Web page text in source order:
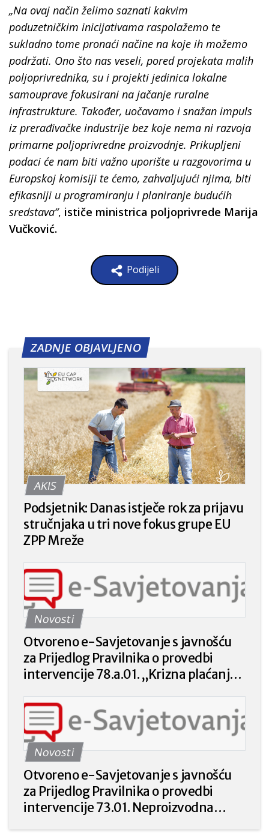
„Na ovaj način želimo saznati kakvim
poduzetničkim inicijativama raspolažemo te
sukladno tome pronaći načine na koje ih možemo
podržati. Ono što nas veseli, pored projekata malih
poljoprivrednika, su i projekti jedinica lokalne
samouprave fokusirani na jačanje ruralne
infrastrukture. Također, uočavamo i snažan impuls
iz prerađivačke industrije bez koje nema ni razvoja
primarne poljoprivredne proizvodnje. Prikupljeni
podaci će nam biti važno uporište u razgovorima u
Europskoj komisiji te ćemo, zahvaljujući njima, biti
efikasniji u programiranju i planiranje budućih
sredstava“, ističe ministrica poljoprivrede Marija
Vučković.
Podijeli
ZADNJE OBJAVLJENO
AKIS
Podsjetnik: Danas istječe rok za prijavu
stručnjaka u tri nove fokus grupe EU
ZPP Mreže
Novosti
Otvoreno e-Savjetovanje s javnošću
za Prijedlog Pravilnika o provedbi
intervencije 78.a.01. „Krizna plaćanja
katastrofa, nepovoljnih klimatskih
prilika ili katastrofalnih događaja“ iz
Strateškog plana Zajedničke
poljoprivredne politike Republike
Hrvatske 2023. – 2027. godine.
Novosti
Otvoreno e-Savjetovanje s javnošću
za Prijedlog Pravilnika o provedbi
intervencije 73.01. Neproizvodna